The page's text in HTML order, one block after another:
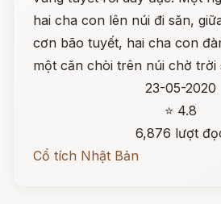
hai cha con lên núi đi săn,
cơn bão tuyết, hai cha con
một căn chòi trên núi chờ trời
23-05-2020
⭐ 4.8
6,876 lượt
Cổ tích Nhật Bản